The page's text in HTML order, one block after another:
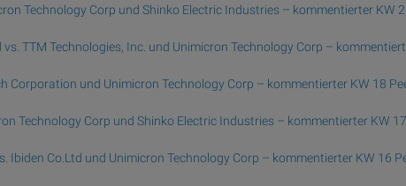
Technology Corp und Shinko Electric Industries – kommentierter KW
TTM Technologies, Inc. und Unimicron Technology Corp –
Corporation und Unimicron Technology Corp – kommentierter KW 18
Technology Corp und Shinko Electric Industries – kommentierter KW
Ibiden Co.Ltd und Unimicron Technology Corp – kommentierter KW 16